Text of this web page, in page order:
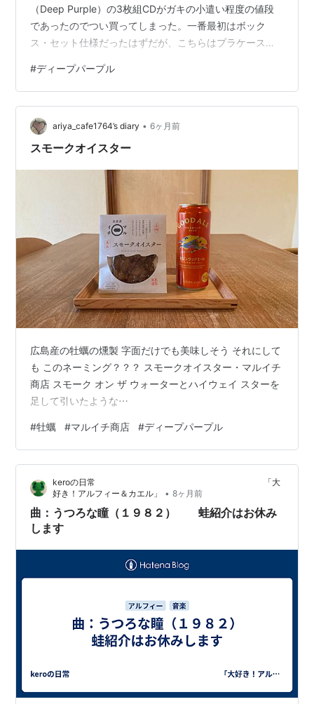
（Deep Purple）の3枚組CDがガキの小遣い程度の値段
であったのでつい買ってしまった。一番最初はボック
ス・セット仕様だったはずだが、こちらはプラケース仕
ミングで出されたもの。ちなみに邦題は「紫の匣（は
こ）」。1975年の「Come Taste The Band」までの選曲
で、復活作以降からは収録されていない。 最初の2枚は
誰が選んでもこんな感じになるだろうナというベスト選
曲なので驚きは無いが、彼…
#ディープパープル
ariya_cafe1764’s diary • 6ヶ月前
スモークオイスター
広島産の牡蠣の燻製 字面だけでも美味しそう それにして
も このネーミング？？？ スモークオイスター・マルイチ
商店 スモーク オン ザ ウォーターとハイウェイ スターを
足して引いたような⋯
#牡蠣 #マルイチ商店 #ディープパープル
keroの日常 「大
好き！アルフィー＆カエル」
• 8ヶ月前
曲：うつろな瞳（１９８２） 蛙紹介はお休み
します